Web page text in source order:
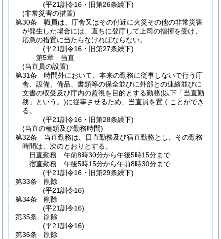
(平21訓令16・旧第26条繰下)
(非常災害の措置)
第30条
職員は、庁舎又はその付近に火災その他の非常災害
が発生した場合には、直ちに登庁して上司の指揮を受け、
応急の措置に当たらなければならない。
(平21訓令16・旧第27条繰下)
第5章
当直
(当直員の設置)
第31条
時間外において、本来の勤務に従事しないで行う庁
舎、設備、備品、書類等の保全並びに外部との連絡並びに
文書の収受及び庁内の監視を目的とする勤務(以下「当直勤
務」という。)に従事させるため、当直員を置くことができ
る。
(平21訓令16・旧第28条繰下)
(当直の種類及び勤務時間)
第32条
当直勤務は、日直勤務及び宿直勤務とし、その勤務
時間は、次のとおりとする。
日直勤務 午前8時30分から午後5時15分まで
宿直勤務 午後5時15分から午前8時30分まで
(平21訓令16・旧第29条繰下)
第33条
削除
(平21訓令16)
第34条
削除
(平21訓令16)
第35条
削除
(平21訓令16)
第36条
削除